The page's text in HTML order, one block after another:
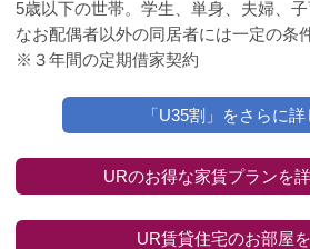
5歳以下の世帯。学生、単身、夫婦、子
なお配偶者以外の同居者には一定の条
※３年間の定期借家契約
「U35割」をさらに詳
URのお得な家賃プランを
UR賃貸住宅のお部屋